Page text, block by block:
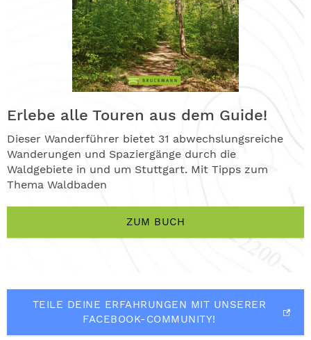
Erlebe alle Touren aus dem Guide!
Dieser Wanderführer bietet 31 abwechslungsreiche
Wanderungen und Spaziergänge durch die
Waldgebiete in und um Stuttgart. Mit Tipps zum
Thema Waldbaden
ZUM BUCH
TEILE DEINE ERFAHRUNGEN MIT UNSERER
FACEBOOK-COMMUNITY!